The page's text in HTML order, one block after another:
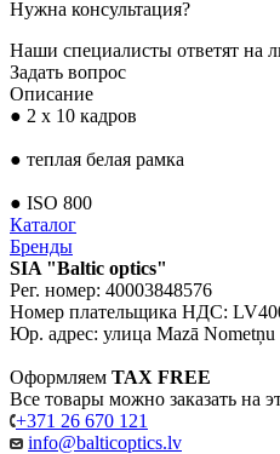
Нужна консультация?
Наши специалисты ответят на
Задать вопрос
Описание
● 2 х 10 кадров
● теплая белая рамка
● ISO 800
Каталог
Бренды
SIA "Baltic optics"
Рег. номер: 40003848576
Номер плательщика НДС:
Юр. адрес: улица Mazā
Оформляем TAX FREE
Все товары можно заказать на
+371 26 670 121
info@balticoptics.lv